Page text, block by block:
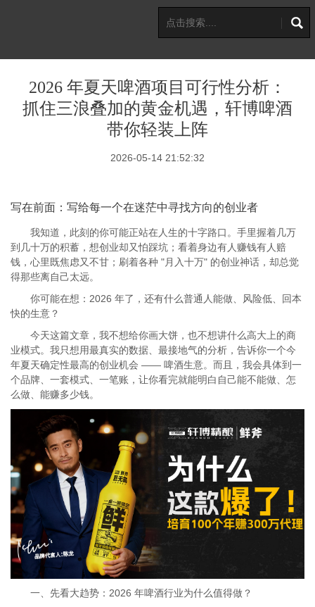
2026 年夏天啤酒项目可行性分析：
抓住三浪叠加的黄金机遇，轩博啤酒
带你轻装上阵
2026-05-14 21:52:32
写在前面：写给每一个在迷茫中寻找方向的创业者
我知道，此刻的你可能正站在人生的十字路口。手里握着几万
到几十万的积蓄，想创业却又怕踩坑；看着身边有人赚钱有人赔
钱，心里既焦虑又不甘；刷着各种 "月入十万" 的创业神话，却总觉
得那些离自己太远。
你可能在想：2026 年了，还有什么普通人能做、风险低、回本
快的生意？
今天这篇文章，我不想给你画大饼，也不想讲什么高大上的商
业模式。我只想用最真实的数据、最接地气的分析，告诉你一个今
年夏天确定性最高的创业机会 —— 啤酒生意。而且，我会具体到一
个品牌、一套模式、一笔账，让你看完就能明白自己能不能做、怎
么做、能赚多少钱。
一、先看大趋势：2026 年啤酒行业为什么值得做？